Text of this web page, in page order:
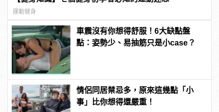
運動健身
車震沒有你想得舒服！6大缺點盤
點：姿勢少、易抽筋只是小case？
情侶同居禁忌多，原來這幾點「小
事」比你想得還嚴重！